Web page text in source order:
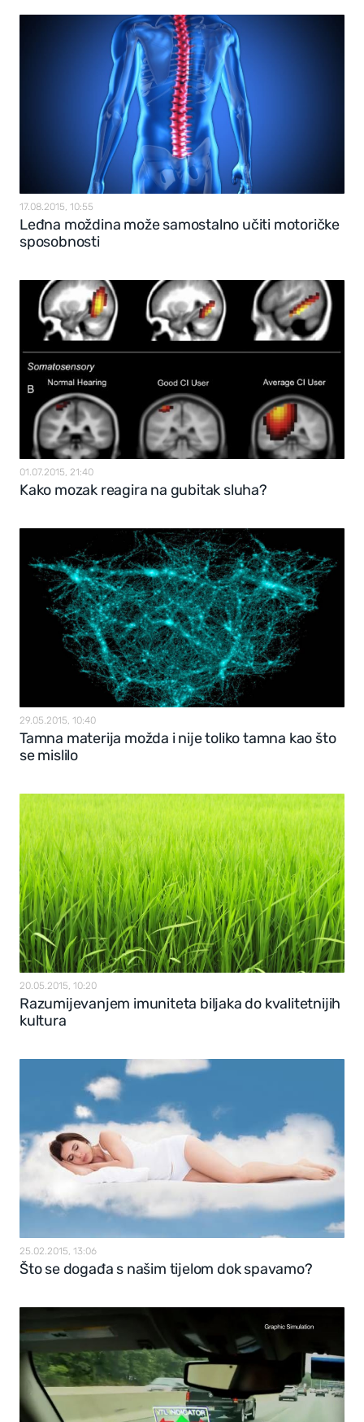
17.08.2015, 10:55
Leđna moždina može samostalno učiti motoričke
sposobnosti
01.07.2015, 21:40
Kako mozak reagira na gubitak sluha?
29.05.2015, 10:40
Tamna materija možda i nije toliko tamna kao što
se mislilo
20.05.2015, 10:20
Razumijevanjem imuniteta biljaka do kvalitetnijih
kultura
25.02.2015, 13:06
Što se događa s našim tijelom dok spavamo?